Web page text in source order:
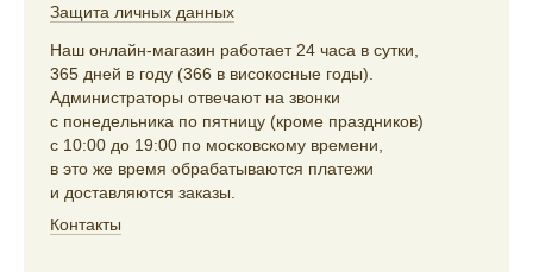
Защита личных данных
Наш онлайн-магазин работает 24 часа в сутки,
365 дней в году (366 в високосные годы).
Администраторы отвечают на звонки
с понедельника по пятницу (кроме праздников)
с 10:00 до 19:00 по московскому времени,
в это же время обрабатываются платежи
и доставляются заказы.
Контакты